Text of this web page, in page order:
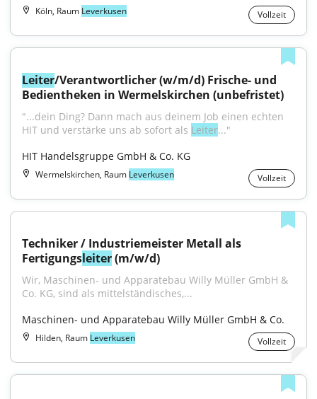
Köln, Raum Leverkusen Vollzeit
Leiter/Verantwortlicher (w/m/d) Frische- und
Bedientheken in Wermelskirchen (unbefristet)
"...dein Ding? Dann mach aus deinem Job einen echten
HIT und verstärke uns ab sofort als Leiter..."
HIT Handelsgruppe GmbH & Co. KG
Wermelskirchen, Raum Leverkusen Vollzeit
Techniker / Industriemeister Metall als
Fertigungsleiter (m/w/d)
Wir, Maschinen- und Apparatebau Willy Müller GmbH &
Co. KG, sind als mittelständisches,...
Maschinen- und Apparatebau Willy Müller GmbH & Co.
Hilden, Raum Leverkusen Vollzeit